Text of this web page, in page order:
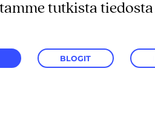
tutkista
BLOGIT